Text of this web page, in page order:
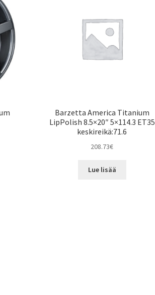
Barzetta America Titanium
LipPolish 8.5×20″ 5×114.3 ET35
keskireikä:71.6
208.73€
Lue lisää